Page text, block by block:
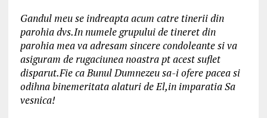
Gandul meu se indreapta acum catre tinerii din
parohia dvs.In numele grupului de tineret din
parohia mea va adresam sincere condoleante si va
asiguram de rugaciunea noastra pt acest suflet
disparut.Fie ca Bunul Dumnezeu sa-i ofere pacea si
odihna binemeritata alaturi de El,in imparatia Sa
vesnica!